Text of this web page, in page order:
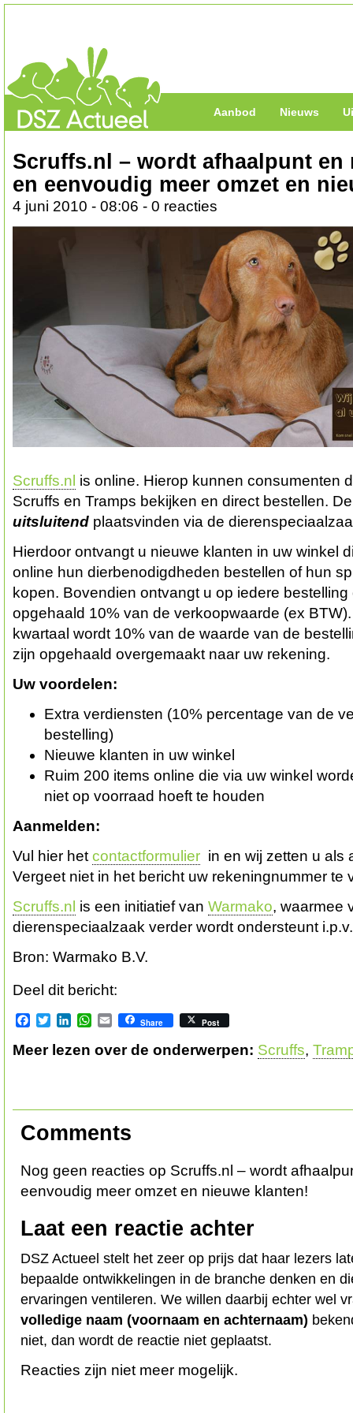
Aanbod Nieuws
Scruffs.nl – wordt afhaalpunt en
en eenvoudig meer omzet en
4 juni 2010 - 08:06 - 0 reacties
Scruffs.nl is online. Hierop kunnen consumenten
Scruffs en Tramps bekijken en direct bestellen.
uitsluitend plaatsvinden via de
Hierdoor ontvangt u nieuwe klanten in uw winkel
online hun dierbenodigdheden bestellen of hun
kopen. Bovendien ontvangt u op iedere
opgehaald 10% van de verkoopwaarde (ex
kwartaal wordt 10% van de waarde van de
zijn opgehaald overgemaakt naar uw rekening.
Uw voordelen:
Extra verdiensten (10% percentage van de
bestelling)
Nieuwe klanten in uw winkel
Ruim 200 items online die via uw winkel
niet op voorraad hoeft te houden
Aanmelden:
Vul hier het contactformulier in en wij zetten u als
Vergeet niet in het bericht uw rekeningnummer te
Scruffs.nl is een initiatief van Warmako, waarmee
dierenspeciaalzaak verder wordt ondersteunt
Bron: Warmako B.V.
Deel dit bericht:
Facebook
TwitterLinkedInWhatsApp
EmailShare Post
Meer lezen over de onderwerpen: Scruffs,
Comments
Nog geen reacties op Scruffs.nl – wordt
eenvoudig meer omzet en nieuwe klanten!
Laat een reactie achter
DSZ Actueel stelt het zeer op prijs dat haar lezers
bepaalde ontwikkelingen in de branche denken en
ervaringen ventileren. We willen daarbij echter wel
volledige naam (voornaam en achternaam)
niet, dan wordt de reactie niet geplaatst.
Reacties zijn niet meer mogelijk.